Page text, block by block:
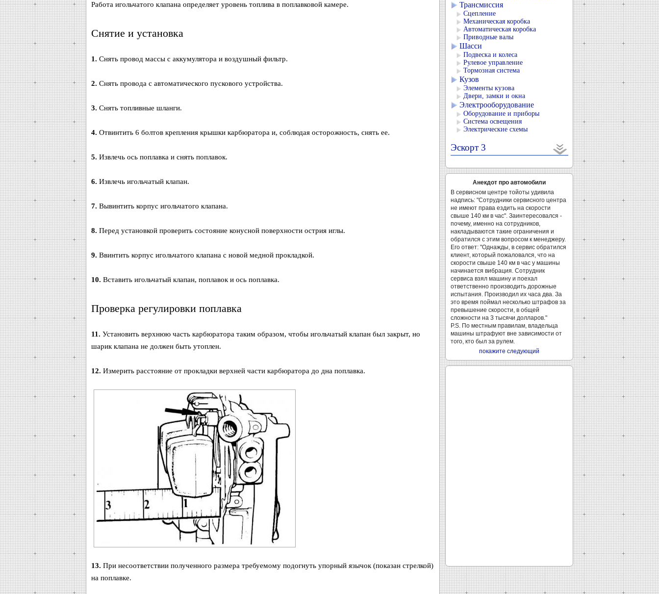
Работа игольчатого клапана определяет уровень топлива в поплавковой камере.
Снятие и установка
1. Снять провод массы с аккумулятора и воздушный фильтр.
2. Снять провода с автоматического пускового устройства.
3. Снять топливные шланги.
4. Отвинтить 6 болтов крепления крышки карбюратора и, соблюдая осторожность, снять ее.
5. Извлечь ось поплавка и снять поплавок.
6. Извлечь игольчатый клапан.
7. Вывинтить корпус игольчатого клапана.
8. Перед установкой проверить состояние конусной поверхности острия иглы.
9. Ввинтить корпус игольчатого клапана с новой медной прокладкой.
10. Вставить игольчатый клапан, поплавок и ось поплавка.
Проверка регулировки поплавка
11. Установить верхнюю часть карбюратора таким образом, чтобы игольчатый клапан был закрыт, но
шарик клапана не должен быть утоплен.
12. Измерить расстояние от прокладки верхней части карбюратора до дна поплавка.
13. При несоответствии полученного размера требуемому подогнуть упорный язычок (показан стрелкой)
на поплавке.
Трансмиссия
Сцепление
Механическая коробка
Автоматическая коробка
Приводные валы
Шасси
Подвеска и колеса
Рулевое управление
Тормозная система
Кузов
Элементы кузова
Двери, замки и окна
Электрооборудование
Оборудование и приборы
Система освещения
Электрические схемы
Эскорт 3
Анекдот про автомобили
В сервисном центре тойоты удивила
надпись: "Сотрудники сервисного центра
не имеют права ездить на скорости
свыше 140 км в час". Заинтересовался -
почему, именно на сотрудников,
накладываются такие ограничения и
обратился с этим вопросом к менеджеру.
Его ответ: "Однажды, в сервис обратился
клиент, который пожаловался, что на
скорости свыше 140 км в час у машины
начинается вибрация. Сотрудник
сервиса взял машину и поехал
ответственно производить дорожные
испытания. Производил их часа два. За
это время поймал несколько штрафов за
превышение скорости, в общей
сложности на 3 тысячи долларов."
P.S. По местным правилам, владельца
машины штрафуют вне зависимости от
того, кто был за рулем.
покажите следующий